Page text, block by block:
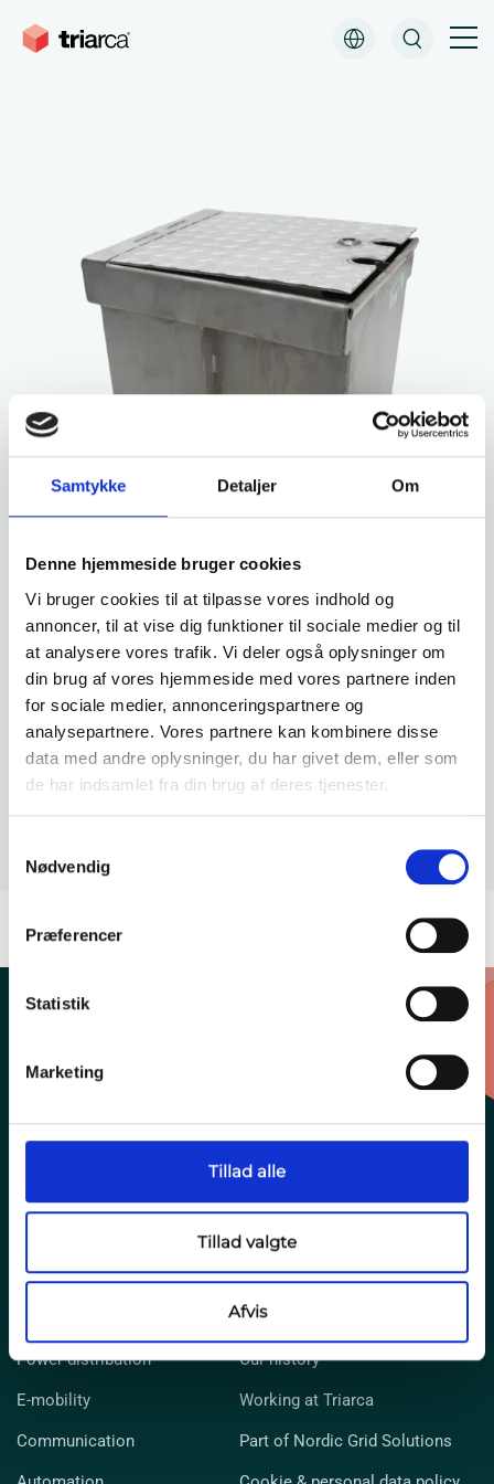
Samtykke Detaljer Om
Denne hjemmeside bruger cookies
Vi bruger cookies til at tilpasse vores indhold og
annoncer, til at vise dig funktioner til sociale medier og til
at analysere vores trafik. Vi deler også oplysninger om
din brug af vores hjemmeside med vores partnere inden
for sociale medier, annonceringspartnere og
analysepartnere. Vores partnere kan kombinere disse
data med andre oplysninger, du har givet dem, eller som
de har indsamlet fra din brug af deres tjenester.
Nødvendig
Præferencer
Statistik
Marketing
Tillad alle
Tillad valgte
Afvis
More than Enclosures
technical competence, to understand the customer’s needs so
as to optimize our solutions.
Let's tak
Power distribution
E-mobility
Communication
About us
Our history
Working at Triarca
Part of Nordic Grid Solutions